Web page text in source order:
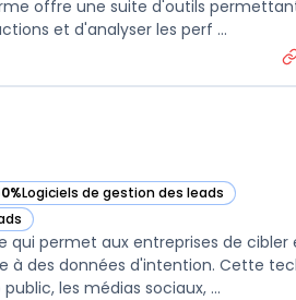
offre une suite d'outils
et d'analyser les perf ...
Logiciels de gestion des leads
voir Foundry Intent Data dans cette
permet aux entreprises de
des données d'intention. Cette
les médias sociaux, ...